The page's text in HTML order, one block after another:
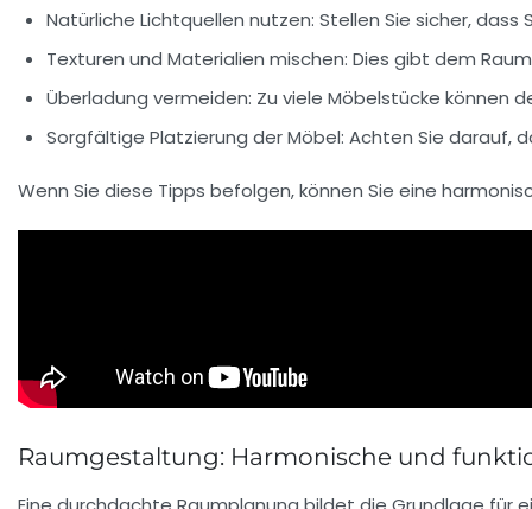
Natürliche Lichtquellen nutzen: Stellen Sie sicher,
Texturen und Materialien mischen: Dies gibt dem
Überladung vermeiden: Zu viele Möbelstücke können
Sorgfältige Platzierung der Möbel: Achten Sie darauf,
Wenn Sie diese Tipps befolgen, können Sie eine
Raumgestaltung: Harmonische und